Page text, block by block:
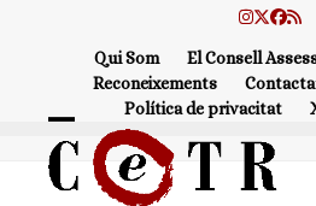
Twitter
RSS
Qui Som El Consell
Reconeixements
Política de privacitat
Open
mobile
Close
mobile